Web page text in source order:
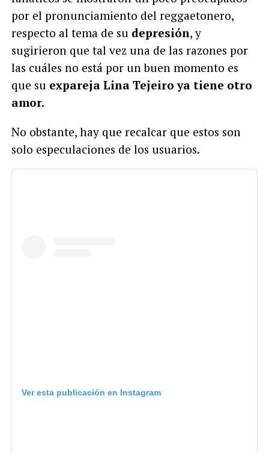
por el pronunciamiento del reggaetonero,
respecto al tema de su depresión, y
sugirieron que tal vez una de las razones por
las cuáles no está por un buen momento es
que su expareja Lina Tejeiro ya tiene otro
amor.
No obstante, hay que recalcar que estos son
solo especulaciones de los usuarios.
Ver esta publicación en Instagram